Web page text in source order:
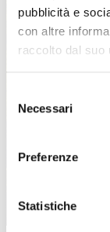
pubblicità e
con altre
raccolto dal suo
delNecessari
Preferenze
Statistiche